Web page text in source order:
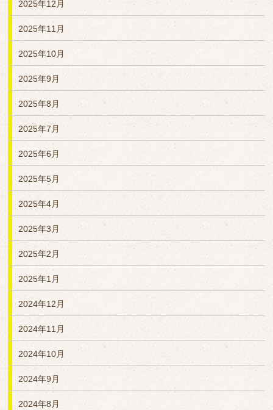
2025年12月
2025年11月
2025年10月
2025年9月
2025年8月
2025年7月
2025年6月
2025年5月
2025年4月
2025年3月
2025年2月
2025年1月
2024年12月
2024年11月
2024年10月
2024年9月
2024年8月